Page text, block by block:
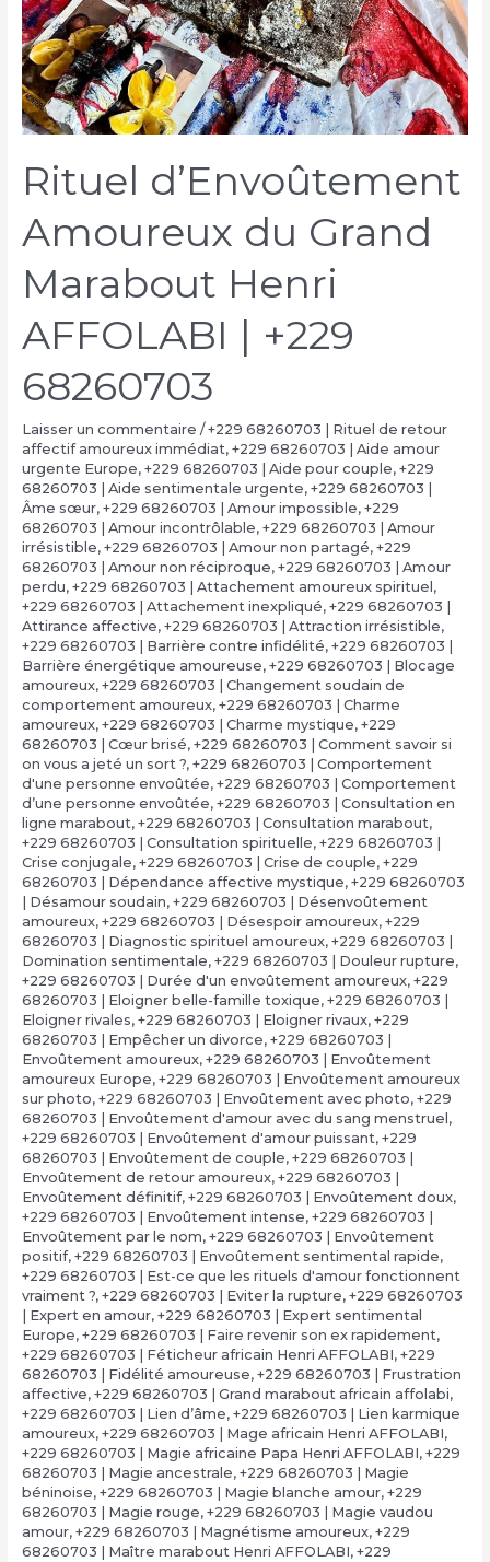
Rituel d’Envoûtement
Amoureux du Grand
Marabout Henri
AFFOLABI | +229
68260703
Laisser un commentaire /+229 68260703 | Rituel de retour
affectif amoureux immédiat, +229 68260703 | Aide amour
urgente Europe, +229 68260703 | Aide pour couple, +229
68260703 | Aide sentimentale urgente, +229 68260703 |
Âme sœur, +229 68260703 | Amour impossible, +229
68260703 | Amour incontrôlable, +229 68260703 | Amour
irrésistible, +229 68260703 | Amour non partagé, +229
68260703 | Amour non réciproque, +229 68260703 | Amour
perdu, +229 68260703 | Attachement amoureux spirituel ,
+229 68260703 | Attachement inexpliqué, +229 68260703 |
Attirance affective, +229 68260703 | Attraction irrésistible,
+229 68260703 | Barrière contre infidélité, +229 68260703 |
Barrière énergétique amoureuse, +229 68260703 | Blocage
amoureux, +229 68260703 | Changement soudain de
comportement amoureux, +229 68260703 | Charme
amoureux, +229 68260703 | Charme mystique, +229
68260703 | Cœur brisé, +229 68260703 | Comment savoir si
on vous a jeté un sort ?, +229 68260703 | Comportement
d'une personne envoûtée, +229 68260703 | Comportement
d’une personne envoûtée, +229 68260703 | Consultation en
ligne marabout, +229 68260703 | Consultation marabout,
+229 68260703 | Consultation spirituelle, +229 68260703 |
Crise conjugale, +229 68260703 | Crise de couple, +229
68260703 | Dépendance affective mystique, +229 68260703
| Désamour soudain, +229 68260703 | Désenvoûtement
amoureux, +229 68260703 | Désespoir amoureux, +229
68260703 | Diagnostic spirituel amoureux, +229 68260703 |
Domination sentimentale, +229 68260703 | Douleur rupture,
+229 68260703 | Durée d'un envoûtement amoureux, +229
68260703 | Eloigner belle-famille toxique, +229 68260703 |
Eloigner rivales, +229 68260703 | Eloigner rivaux, +229
68260703 | Empêcher un divorce, +229 68260703 |
Envoûtement amoureux, +229 68260703 | Envoûtement
amoureux Europe, +229 68260703 | Envoûtement amoureux
sur photo, +229 68260703 | Envoûtement avec photo, +229
68260703 | Envoûtement d'amour avec du sang menstruel ,
+229 68260703 | Envoûtement d'amour puissant, +229
68260703 | Envoûtement de couple, +229 68260703 |
Envoûtement de retour amoureux, +229 68260703 |
Envoûtement définitif, +229 68260703 | Envoûtement doux,
+229 68260703 | Envoûtement intense, +229 68260703 |
Envoûtement par le nom, +229 68260703 | Envoûtement
positif, +229 68260703 | Envoûtement sentimental rapide,
+229 68260703 | Est-ce que les rituels d'amour fonctionnent
vraiment ?, +229 68260703 | Eviter la rupture, +229 68260703
| Expert en amour, +229 68260703 | Expert sentimental
Europe, +229 68260703 | Faire revenir son ex rapidement,
+229 68260703 | Féticheur africain Henri AFFOLABI, +229
68260703 | Fidélité amoureuse, +229 68260703 | Frustration
affective, +229 68260703 | Grand marabout africain affolabi,
+229 68260703 | Lien d’âme, +229 68260703 | Lien karmique
amoureux, +229 68260703 | Mage africain Henri AFFOLABI,
+229 68260703 | Magie africaine Papa Henri AFFOLABI, +229
68260703 | Magie ancestrale, +229 68260703 | Magie
béninoise, +229 68260703 | Magie blanche amour, +229
68260703 | Magie rouge, +229 68260703 | Magie vaudou
amour, +229 68260703 | Magnétisme amoureux, +229
68260703 | Maître marabout Henri AFFOLABI, +229